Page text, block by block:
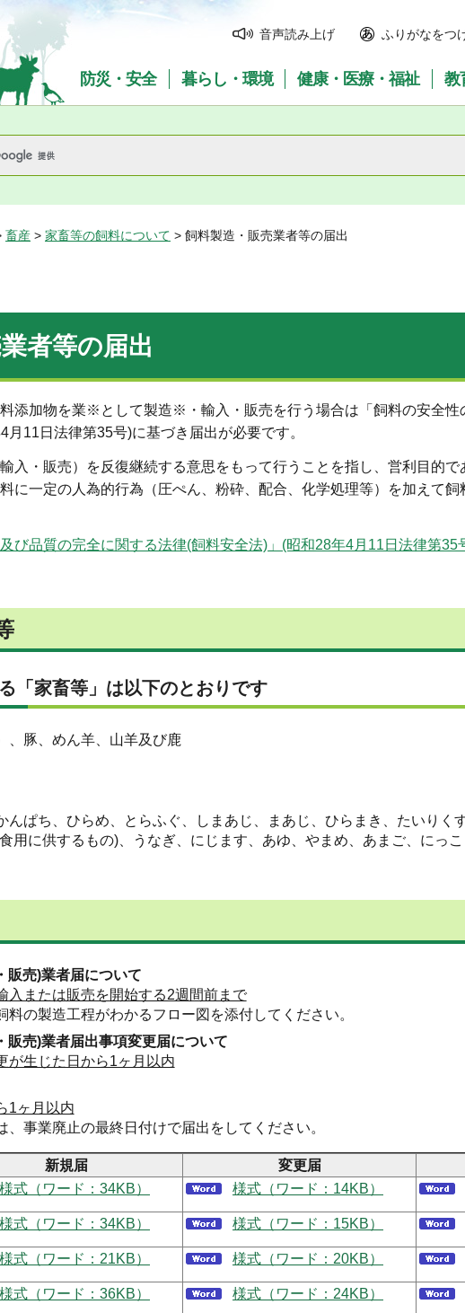
Nagano Prefecture
音声読み上げ ふりがなをつ
防災・安全 暮らし・環境 健康・医療・福祉 教
畜産 > 家畜等の飼料について > 飼料製造・販売業者等の届出
者等の届出
添加物を業※として製造※・輸入・販売を行う場合は「飼料の安全性
11日法律第35号)に基づき届出が必要です。
入・販売）を反復継続する意思をもって行うことを指し、営利目的で
に一定の人為的行為（圧ぺん、粉砕、配合、化学処理等）を加えて飼
び品質の完全に関する法律(飼料安全法)」(昭和28年4月11日法律第35
「家畜等」は以下のとおりです
、豚、めん羊、山羊及び鹿
んぱち、ひらめ、とらふぐ、しまあじ、まあじ、ひらまき、たいりく
用に供するもの)、うなぎ、にじます、あゆ、やまめ、あまご、にっ
販売)業者届について
入または販売を開始する2週間前まで
料の製造工程がわかるフロー図を添付してください。
販売)業者届出事項変更届について
が生じた日から1ヶ月以内
1ヶ月以内
、事業廃止の最終日付けで届出をしてください。
新規届 変更届
様式（ワード：34KB） 様式（ワード：14KB）
様式（ワード：34KB） 様式（ワード：15KB）
様式（ワード：21KB） 様式（ワード：20KB）
様式（ワード：36KB） 様式（ワード：24KB）